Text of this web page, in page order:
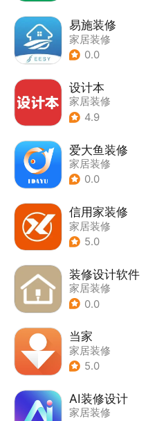
易施装修
家居装修
0.0
设计本
家居装修
4.9
爱大鱼装修
家居装修
0.0
信用家装修
家居装修
5.0
装修设计软件
家居装修
0.0
当家
家居装修
5.0
AI装修设计
家居装修